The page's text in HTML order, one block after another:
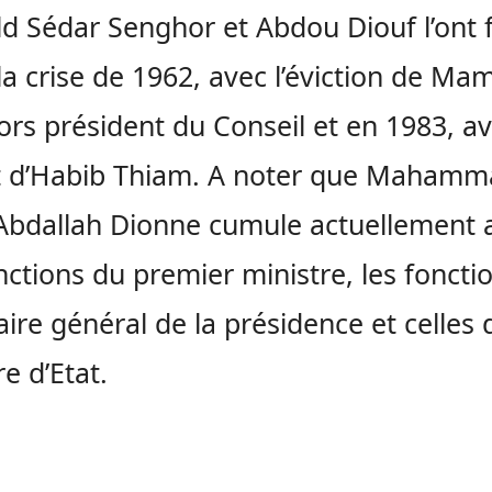
Sédar Senghor et Abdou Diouf l’ont
crise de 1962, avec l’éviction de
président du Conseil et en 1983,
Thiam. A noter que
Dionne cumule actuellement
du premier ministre, les
général de la présidence et celles
d’Etat.